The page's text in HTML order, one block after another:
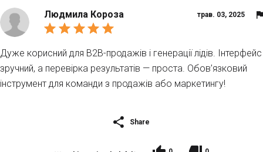
трав. 03, 2025
Людмила Короза
Дуже корисний для B2B-продажів і генерації лідів. Інтерфейс
зручний, а перевірка результатів — проста. Обов’язковий
інструмент для команди з продажів або маркетингу!
Share